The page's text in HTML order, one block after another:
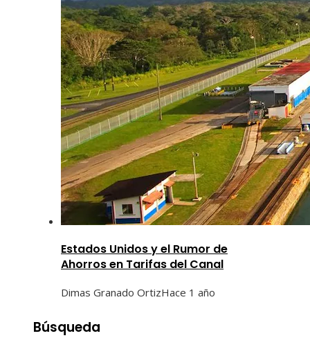
Estados Unidos y el Rumor de
Ahorros en Tarifas del Canal
Dimas Granado OrtizHace 1 año
Búsqueda